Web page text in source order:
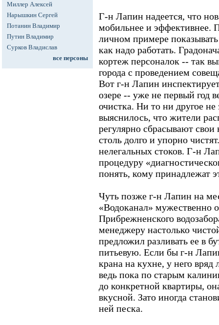
Миллер Алексей
Нарышкин Сергей
Потанин Владимир
Путин Владимир
Сурков Владислав
все персоны
Г-н Лапин надеется, что
мобильнее и эффективнее.
личном примере
как надо работать.
кортеж персоналок -- так
города с проведением
Вот г-н Лапин
озере -- уже не первый год
очистка. Ни то ни другое
выяснилось, что жители
регулярно сбрасывают свои
столь долго и упорно
нелегальных стоков. Г-н
процедуру
понять, кому принадлежат
Чуть позже г-н Лапин на
«Водоканал» мужественно
Прибрежненского
менеджеру настолько
предложил разливать ее в
питьевую. Если бы г-н
крана на кухне, у него
ведь пока по старым
до конкретной квартиры,
вкусной. Зато иногда
ней песка.